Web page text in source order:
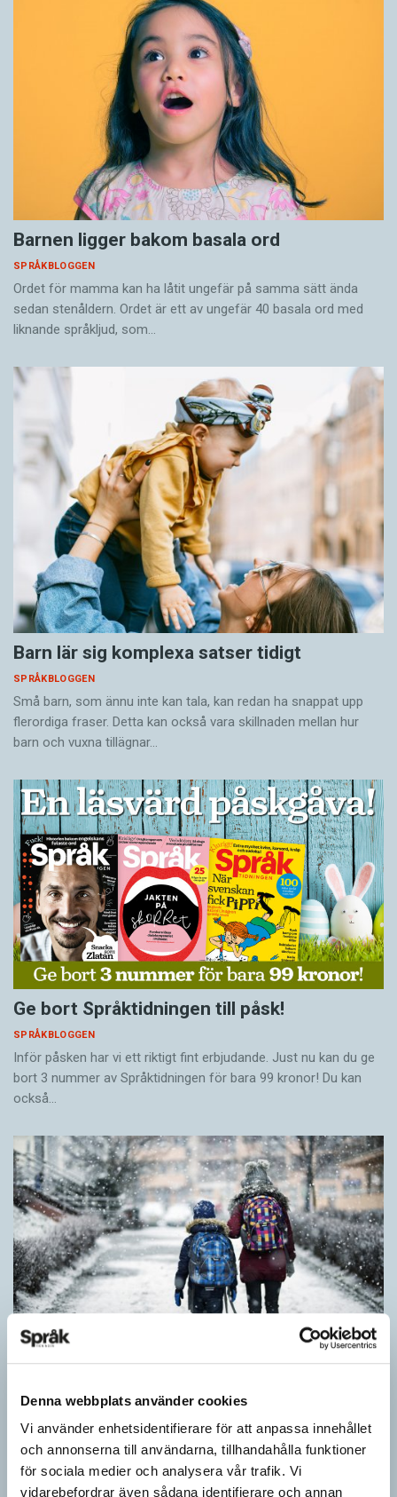
Denna webbplats använder cookies
Vi använder enhetsidentifierare för att anpassa innehållet
och annonserna till användarna, tillhandahålla funktioner
för sociala medier och analysera vår trafik. Vi
vidarebefordrar även sådana identifierare och annan
Barnen ligger bakom basala ord
SPRÅKBLOGGEN
Ordet för mamma kan ha låtit ungefär på samma sätt ända
sedan stenåldern. Ordet är ett av ungefär 40 basala ord med
liknande språkljud, som…
Barn lär sig komplexa satser tidigt
SPRÅKBLOGGEN
Små barn, som ännu inte kan tala, kan redan ha snappat upp
flerordiga fraser. Detta kan också vara skillnaden mellan hur
barn och vuxna tillägnar…
Ge bort Språktidningen till påsk!
SPRÅKBLOGGEN
Inför påsken har vi ett riktigt fint erbjudande. Just nu kan du ge
bort 3 nummer av Språktidningen för bara 99 kronor! Du kan
också…
Särskolan byter namn
SPRÅKBLOGGEN
Grundsärskola byter namn till anpassad grundskola och
gymnasiesärskolan till anpassad gymnasieskola. En som har
stor del i att detta namnbyte sker är artonåriga Leo Lust…